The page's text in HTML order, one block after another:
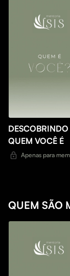
DESCOBRINDO
QUEM VOCÊ É
Apenas para
QUEM SÃO